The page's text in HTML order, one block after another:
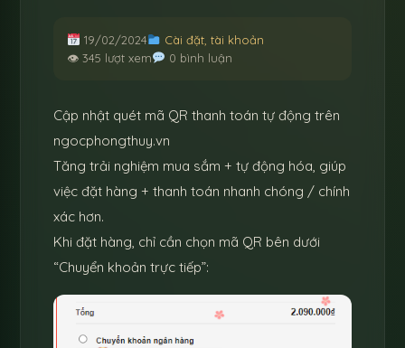
19/02/2024
Cài đặt, tài khoản
👁 345 lượt xem
0 bình luận
Cập nhật quét mã QR thanh toán tự động trên
ngocphongthuy.vn
Tăng trải nghiệm mua sắm + tự động hóa, giúp
việc đặt hàng + thanh toán nhanh chóng / chính
xác hơn.
Khi đặt hàng, chỉ cần chọn mã QR bên dưới
“Chuyển khoản trực tiếp”: